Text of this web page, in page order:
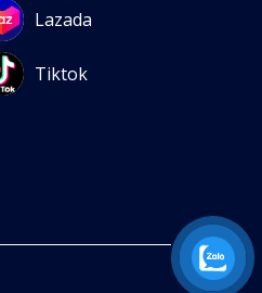
Lazada
Tiktok